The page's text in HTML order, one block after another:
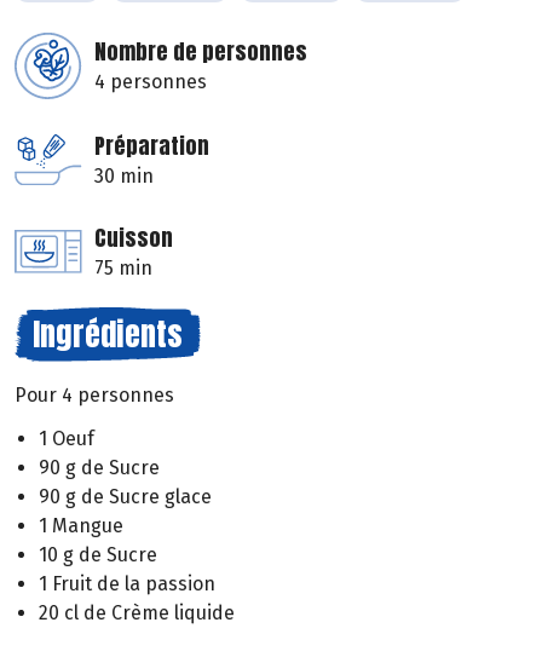
Nombre de personnes
4 personnes
Préparation
30 min
Cuisson
75 min
Ingrédients
Pour 4 personnes
1 Oeuf
90 g de Sucre
90 g de Sucre glace
1 Mangue
10 g de Sucre
1 Fruit de la passion
20 cl de Crème liquide